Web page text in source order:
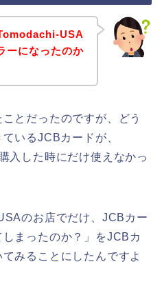
USA
ーになったのか
とだったのですが、どう
いるJCBカードが、
入した時にだけ使えなかっ
のお店でだけ、JCBカー
まったのか？」をJCBカ
みることにしたんですよ